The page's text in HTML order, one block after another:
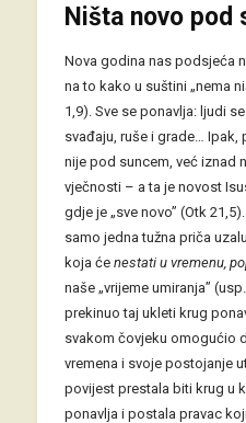
Ništa novo pod
Nova godina nas podsjeća
na to kako u suštini „nema
1,9). Sve se ponavlja: ljudi
svađaju, ruše i grade…
nije pod suncem, već iznad
vječnosti – a ta je novost
gdje je „sve novo” (Otk
samo jedna tužna priča
koja će nestati u vremenu,
naše „vrijeme umiranja”
prekinuo taj ukleti krug
svakom čovjeku omogućio
vremena i svoje postojanje
povijest prestala biti krug u
ponavlja i postala pravac